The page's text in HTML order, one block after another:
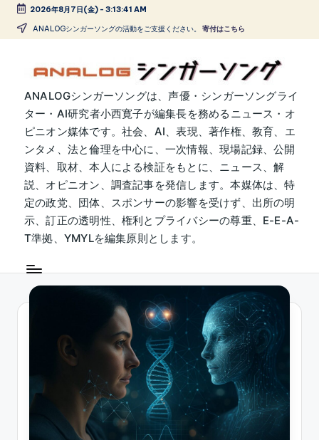
Skip
2026年8月7日(金)- 3:13:41 AM
ANALOGシンガーソングの活動をご支援ください。 寄付はこちら
A
N
A
L
O
G
シ
ン
ガ
ー
グ
ANALOGシンガーソングは、声優・シンガーソングライ
ター・AI研究者小西寛子が編集長を務めるニュース・オ
ピニオン媒体です。社会、AI、表現、著作権、教育、エ
ンタメ、法と倫理を中心に、一次情報、現場記録、公開
資料、取材、本人による検証をもとに、ニュース、解
説、オピニオン、調査記事を発信します。本媒体は、特
定の政党、団体、スポンサーの影響を受けず、出所の明
示、訂正の透明性、権利とプライバシーの尊重、E-E-A-
T準拠、YMYLを編集原則とします。